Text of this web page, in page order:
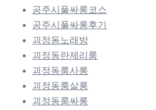
공주시풀싸롱코스
공주시풀싸롱후기
괴정동노래방
괴정동란제리룸
괴정동룸사롱
괴정동룸살롱
괴정동룸싸롱